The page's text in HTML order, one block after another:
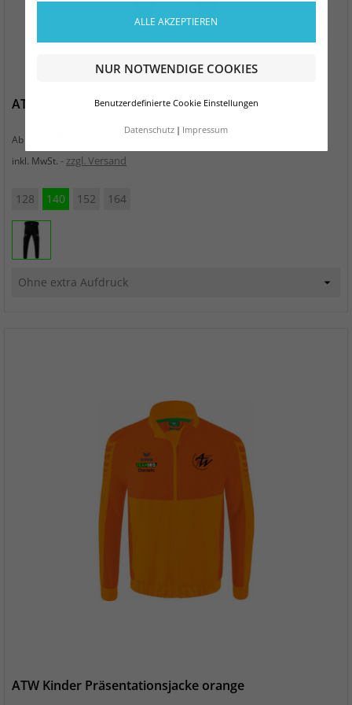
ALLE AKZEPTIEREN
NUR NOTWENDIGE COOKIES
Benutzerdefinierte Cookie Einstellungen
Datenschutz Impressum
ATW Kinder Präsentationshose schwarz/weiß
Ab
inkl. MwSt. zzgl. Versand
128 140 152 164
ATW Kinder Präsentationsjacke orange